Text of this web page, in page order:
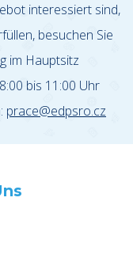
interessiert sind,
besuchen Sie
im Hauptsitz
bis 11:00 Uhr
prace@edpsro.cz